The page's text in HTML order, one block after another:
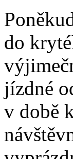
do
jízdné
v době